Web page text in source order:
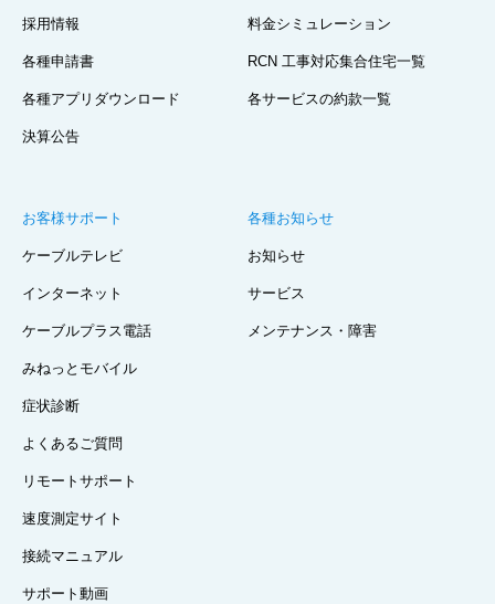
採用情報
各種申請書
各種アプリダウンロード
決算公告
料金シミュレーション
RCN 工事対応集合住宅一覧
各サービスの約款一覧
お客様サポート
ケーブルテレビ
インターネット
ケーブルプラス電話
みねっとモバイル
症状診断
よくあるご質問
リモートサポート
速度測定サイト
接続マニュアル
サポート動画
各種お知らせ
お知らせ
サービス
メンテナンス・障害